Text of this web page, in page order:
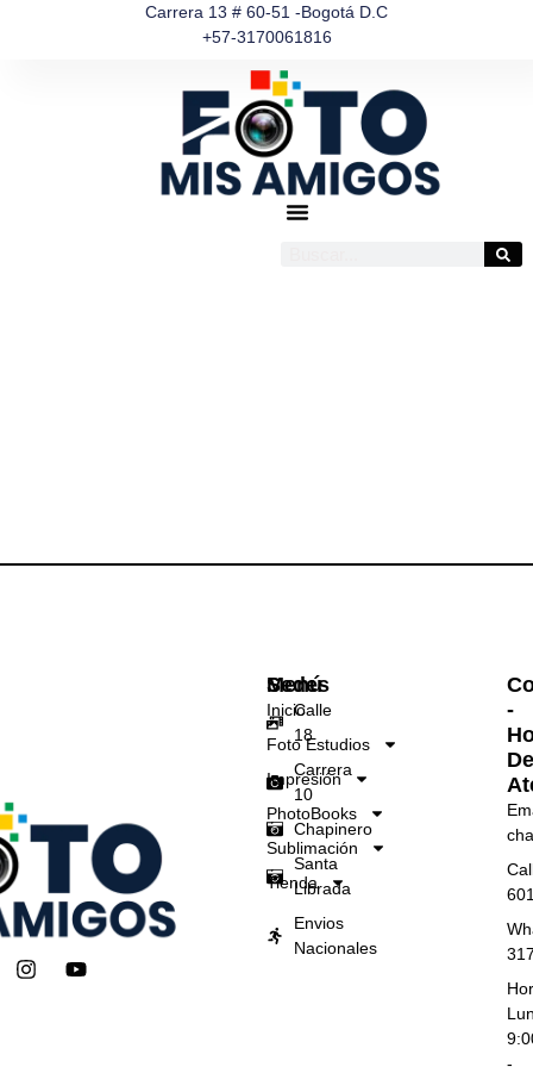
Carrera 13 # 60-51 -Bogotá D.C
+57-3170061816
I Y
Menú
Inicio
Foto Estudios
Impresión
PhotoBooks
Sublimación
Tienda
Sedes
Calle
18
Carrera
10
Chapinero
Santa
Librada
Envios
Nacionales
-
De
-